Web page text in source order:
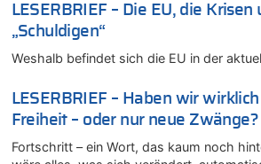
Zweite Hitzewelle in diesem Sommer ist
07.08.2026 - 20:11 von Noah Parmentier
Zweite Hitzewelle in diesem Sommer ist
07.08.2026 - 19:52 von Hugo Egon
In Belgien missachten zwei von drei
Tempolimit in 30er-Zonen –
07.08.2026 - 18:31 von Panda46 zu
Mark van Bommel offiziell als neuer
LESERBRIEF – Die EU, die Krisen
„Schuldigen“
Weshalb befindet sich die EU in der
LESERBRIEF – Haben wir
Freiheit – oder nur neue Zwänge?
Fortschritt – ein Wort, das kaum noch